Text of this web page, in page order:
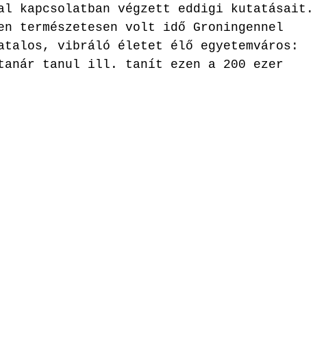
kapcsolatban végzett eddigi kutatásait.
természetesen volt idő Groningennel
vibráló életet élő egyetemváros:
tanul ill. tanít ezen a 200 ezer